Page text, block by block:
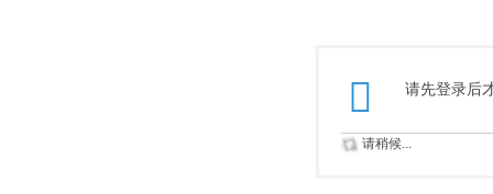
请先登录后
请稍候...